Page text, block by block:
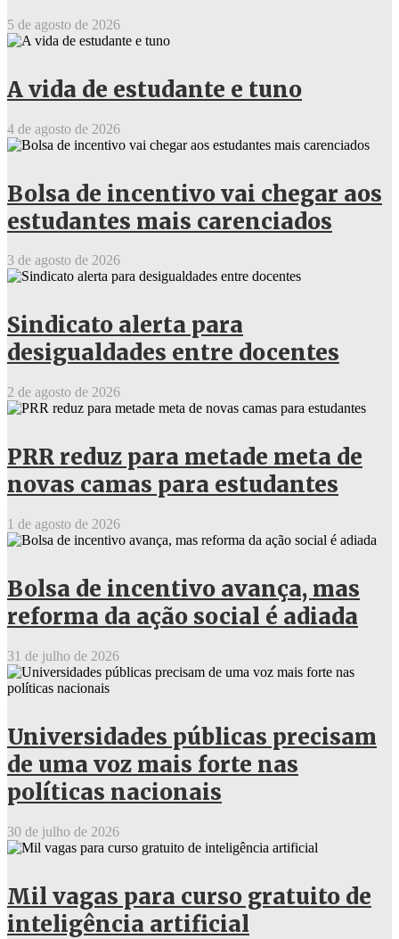
5 de agosto de 2026
A vida de estudante e tuno
4 de agosto de 2026
Bolsa de incentivo vai chegar aos
estudantes mais carenciados
3 de agosto de 2026
Sindicato alerta para
desigualdades entre docentes
2 de agosto de 2026
PRR reduz para metade meta de
novas camas para estudantes
1 de agosto de 2026
Bolsa de incentivo avança, mas
reforma da ação social é adiada
31 de julho de 2026
Universidades públicas precisam
de uma voz mais forte nas
políticas nacionais
30 de julho de 2026
Mil vagas para curso gratuito de
inteligência artificial